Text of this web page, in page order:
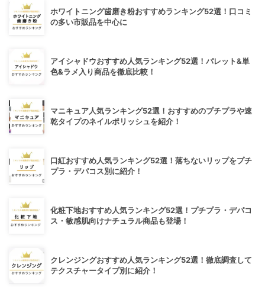
ホワイトニング歯磨き粉おすすめランキング52選！口コミ
の多い市販品を中心に
アイシャドウおすすめ人気ランキング52選！パレット&単
色&ラメ入り商品を徹底比較！
マニキュア人気ランキング52選！おすすめのプチプラや速
乾タイプのネイルポリッシュを紹介！
口紅おすすめ人気ランキング52選！落ちないリップをプチ
プラ・デパコス別に紹介！
化粧下地おすすめ人気ランキング52選！プチプラ・デパコ
ス・敏感肌向けナチュラル商品も登場！
クレンジングおすすめ人気ランキング52選！徹底調査して
テクスチャータイプ別に紹介！